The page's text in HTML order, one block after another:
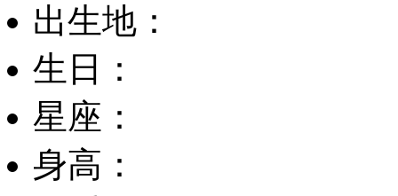
出生地：
生日：
星座：
身高：